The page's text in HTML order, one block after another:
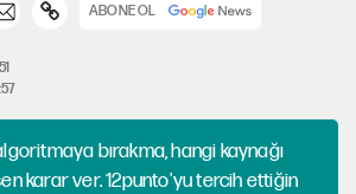
ABONE OL
bırakma, hangi kaynağı
karar ver. 12punto'yu tercih ettiğin